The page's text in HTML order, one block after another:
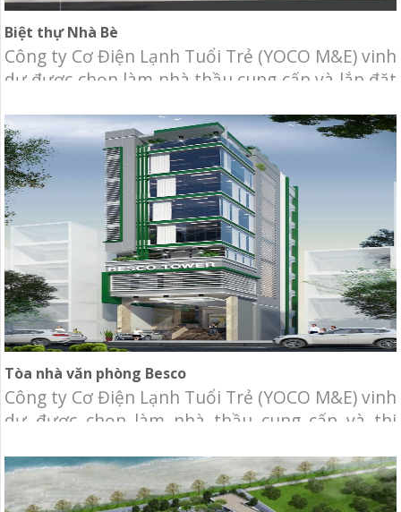
Biệt thự Nhà Bè
Công ty Cơ Điện Lạnh Tuổi Trẻ (YOCO M&E) vinh
dự được chọn làm nhà thầu cung cấp và lắp đặt
cho biệt thự Nhà Bè. Địa điểm: Khu Cotec, Nhà
Bè, Tp.HCM. Hạng mục: Cung cấp và thi công hệ
thống cơ điện lạnh, bao gồm: Hệ
Tòa nhà văn phòng Besco
Công ty Cơ Điện Lạnh Tuổi Trẻ (YOCO M&E) vinh
dự được chọn làm nhà thầu cung cấp và thi
phòng Besco. Chủ đầu tư: Công ty TNHH MTV
Dịch Vụ Công Ích TNXP Địa điểm: 172-174